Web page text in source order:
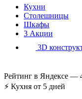
Кухни
Столешницы
Шкафы
3 Акции
3D
Рейтинг в Яндексе —
⚡ Кухня от 5 дней